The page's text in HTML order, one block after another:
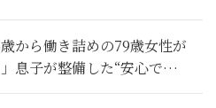
から働き詰めの79歳女性が
息子が整備した“安心でき
〜